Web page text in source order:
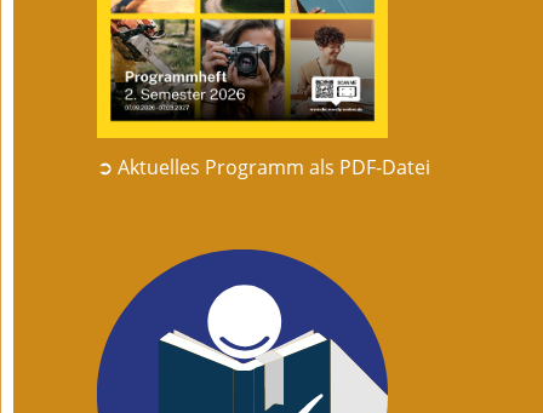
➲ Aktuelles Programm als PDF-Datei